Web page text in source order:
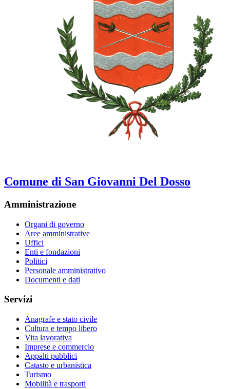
Comune di San Giovanni Del Dosso
Amministrazione
Organi di governo
Aree amministrative
Uffici
Enti e fondazioni
Politici
Personale amministrativo
Documenti e dati
Servizi
Anagrafe e stato civile
Cultura e tempo libero
Vita lavorativa
Imprese e commercio
Appalti pubblici
Catasto e urbanistica
Turismo
Mobilità e trasporti